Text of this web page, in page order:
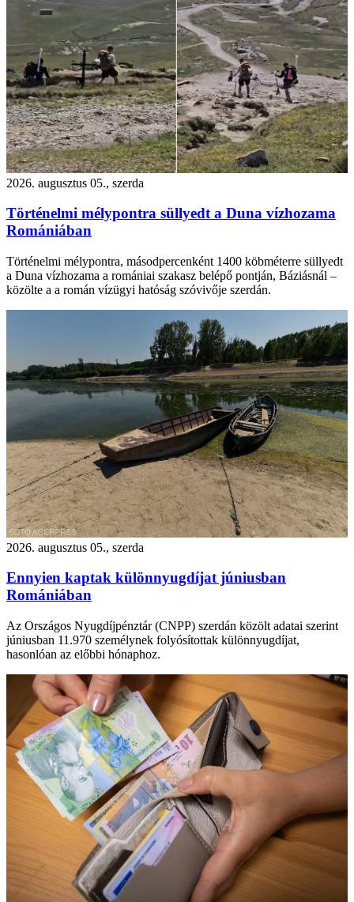
2026. augusztus 05., szerda
Történelmi mélypontra süllyedt a Duna vízhozama
Romániában
Történelmi mélypontra, másodpercenként 1400 köbméterre süllyedt
a Duna vízhozama a romániai szakasz belépő pontján, Báziásnál –
közölte a a román vízügyi hatóság szóvivője szerdán.
2026. augusztus 05., szerda
Ennyien kaptak különnyugdíjat júniusban
Romániában
Az Országos Nyugdíjpénztár (CNPP) szerdán közölt adatai szerint
júniusban 11.970 személynek folyósítottak különnyugdíjat,
hasonlóan az előbbi hónaphoz.